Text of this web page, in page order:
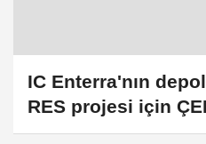
IC Enterra'nın
RES projesi için
tamamlandı